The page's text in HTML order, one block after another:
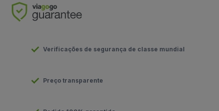
Verificações de segurança de classe mundial
Preço transparente